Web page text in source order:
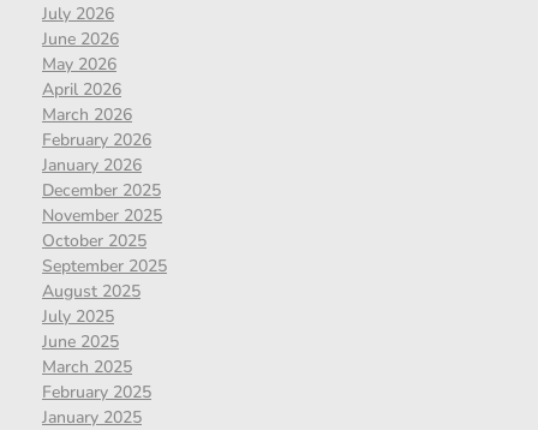
July 2026
June 2026
May 2026
April 2026
March 2026
February 2026
January 2026
December 2025
November 2025
October 2025
September 2025
August 2025
July 2025
June 2025
March 2025
February 2025
January 2025